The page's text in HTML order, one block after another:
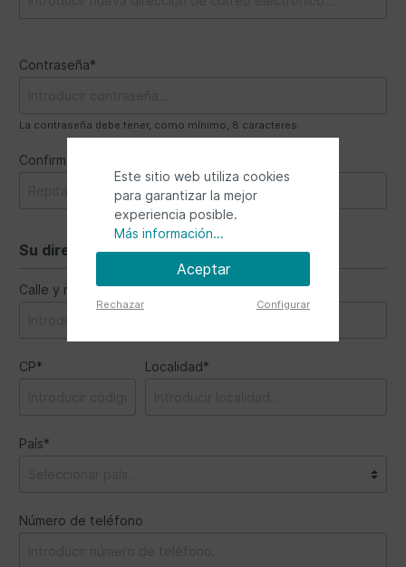
Contraseña*
La contraseña debe tener, como mínimo, 8 caracteres.
Confirmación de la contraseña*
Su dirección
Calle y número*
CP* Localidad*
País*
Número de teléfono
Este sitio web utiliza cookies
para garantizar la mejor
experiencia posible.
Más información...
Aceptar
Rechazar Configurar